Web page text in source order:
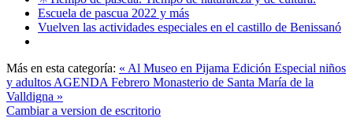
Escuela de pascua 2022 y más
Vuelven las actividades especiales en el castillo de Benissanó
Más en esta categoría: « Al Museo en Pijama Edición Especial niños
y adultos AGENDA Febrero Monasterio de Santa María de la
Valldigna »
Cambiar a version de escritorio